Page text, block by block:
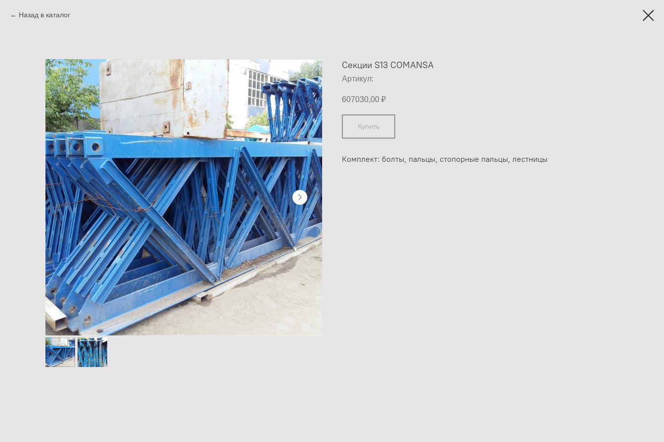
Назад в каталог
Секции S13 COMANSA
Артикул:
607030,00 ₽
Купить
Комплект: болты, пальцы, стопорные пальцы, лестницы